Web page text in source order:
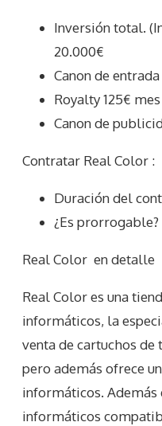
Inversión total.
20.000€
Canon de
Royalty 125€ mes
Canon de
Contratar Real Color :
Duración del
¿Es prorrogable?
Real Color en detalle
Real Color es una
informáticos, la
venta de cartuchos
pero además ofrece
informáticos. Además
informáticos